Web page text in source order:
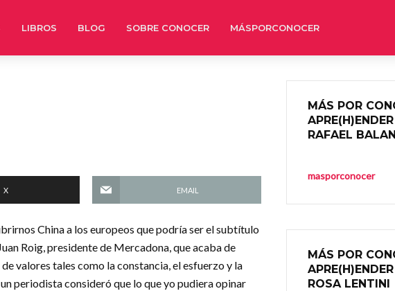
LIBROS BLOG SOBRE CONOCER MÁSPORCONOCER
X EMAIL
China a los europeos que podría ser el subtítulo
Roig, presidente de Mercadona, que acaba de
valores tales como la constancia, el esfuerzo y la
periodista consideró que lo que yo pudiera opinar
MÁS POR
RAFAEL
masporconocer
MÁS POR
ROSA LENTINI